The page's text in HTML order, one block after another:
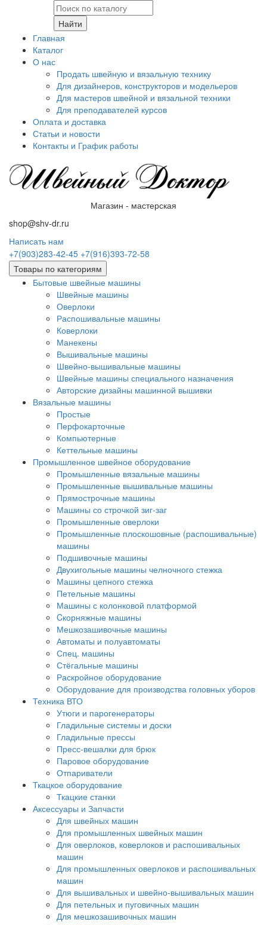
Найти
Главная
Каталог
О нас
Продать швейную и вязальную технику
Для дизайнеров, конструкторов и модельеров
Для мастеров швейной и вязальной техники
Для преподавателей курсов
Оплата и доставка
Статьи и новости
Контакты и График работы
Магазин - мастерская
shop@shv-dr.ru
Написать нам
+7(903)283-42-45 +7(916)393-72-58
Товары по категориям
Бытовые швейные машины
Швейные машины
Оверлоки
Распошивальные машины
Коверлоки
Манекены
Вышивальные машины
Швейно-вышивальные машины
Швейные машины специального назначения
Авторские дизайны машинной вышивки
Вязальные машины
Простые
Перфокарточные
Компьютерные
Кеттельные машины
Промышленное швейное оборудование
Промышленные вязальные машины
Промышленные вышивальные машины
Прямострочные машины
Машины со строчкой зиг-заг
Промышленные оверлоки
Промышленные плоскошовные (распошивальные)
машины
Подшивочные машины
Двухигольные машины челночного стежка
Машины цепного стежка
Петельные машины
Машины с колонковой платформой
Cкорняжные машины
Мешкозашивочные машины
Автоматы и полуавтоматы
Спец. машины
Стёгальные машины
Раскройное оборудование
Оборудование для производства головных уборов
Техника ВТО
Утюги и парогенераторы
Гладильные системы и доски
Гладильные прессы
Пресс-вешалки для брюк
Паровое оборудование
Отпариватели
Ткацкое оборудование
Ткацкие станки
Аксессуары и Запчасти
Для швейных машин
Для промышленных швейных машин
Для оверлоков, коверлоков и распошивальных
машин
Для промышленных оверлоков и распошивальных
машин
Для вышивальных и швейно-вышивальных машин
Для петельных и пуговичных машин
Для мешкозашивочных машин